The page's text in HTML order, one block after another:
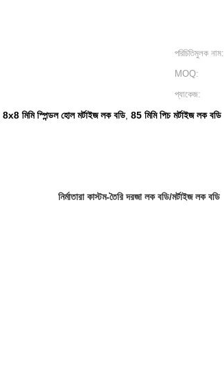
পরিচিতিমুলক নাম:
MOQ:
প্যাকেজ:
8x8 মিমি স্পিন্ডল হোল মর্টাইজ লক বডি, 85 মিমি পিচ মর্টাইজ লক বডি
নির্মাতারা কাস্টম-তৈরি দরজা লক বডি/মর্টাইজ লক বডি